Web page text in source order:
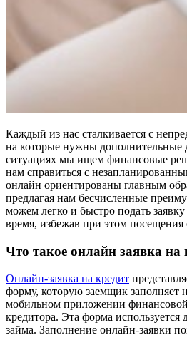
Каждый из нас сталкивается с
на которые нужны дополнительные
ситуациях мы ищем финансовые
нам справиться с
онлайн ориентированы главным
предлагая нам бесчисленные
можем легко и быстро подать
время, избежав при этом посещения
Что такое онлайн заявка на
Онлайн-заявка на кредит
форму, которую заемщик заполняет
мобильном приложении
кредитора. Эта форма используется
займа. Заполнение онлайн-заявки